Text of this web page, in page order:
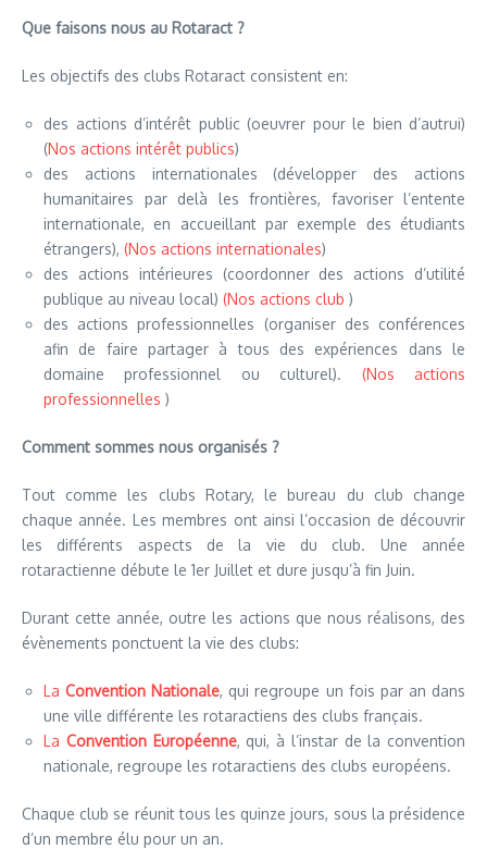
Que faisons nous au Rotaract ?
Les objectifs des clubs Rotaract consistent en:
des actions d’intérêt public (oeuvrer pour le bien d’autrui)
(Nos actions intérêt publics)
des actions internationales (développer des actions
humanitaires par delà les frontières, favoriser l’entente
internationale, en accueillant par exemple des étudiants
étrangers), (Nos actions internationales)
des actions intérieures (coordonner des actions d’utilité
publique au niveau local) (Nos actions club )
des actions professionnelles (organiser des conférences
afin de faire partager à tous des expériences dans le
domaine professionnel ou culturel). (Nos actions
professionnelles )
Comment sommes nous organisés ?
Tout comme les clubs Rotary, le bureau du club change
chaque année. Les membres ont ainsi l’occasion de découvrir
les différents aspects de la vie du club. Une année
rotaractienne débute le 1er Juillet et dure jusqu’à fin Juin.
Durant cette année, outre les actions que nous réalisons, des
évènements ponctuent la vie des clubs:
LaConvention Nationale, qui regroupe un fois par an dans
une ville différente les rotaractiens des clubs français.
La Convention Européenne, qui, à l’instar de la convention
nationale, regroupe les rotaractiens des clubs européens.
Chaque club se réunit tous les quinze jours, sous la présidence
d’un membre élu pour un an.